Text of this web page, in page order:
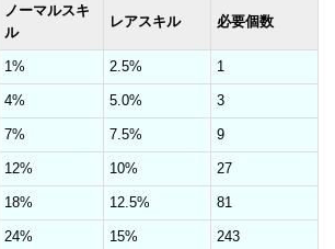
ノーマルスキ
ル
レアスキル 必要個数
1% 2.5% 1
4% 5.0% 3
7% 7.5% 9
12% 10% 27
18% 12.5% 81
24% 15% 243